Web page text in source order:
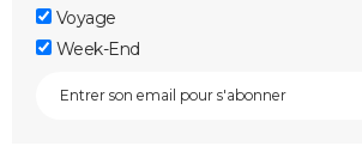
Voyage
Week-End